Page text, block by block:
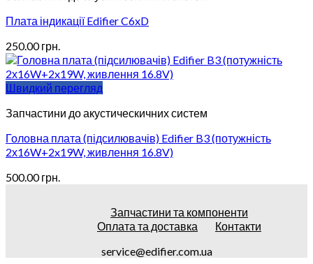
Плата індикації Edifier C6xD
250.00грн.
Швидкий перегляд
Запчастини до акустическичних систем
Головна плата (підсилювачів) Edifier B3 (потужність
2х16W+2x19W, живлення 16.8V)
500.00грн.
Запчастини та компоненти
Оплата та доставка
Контакти
service@edifier.com.ua